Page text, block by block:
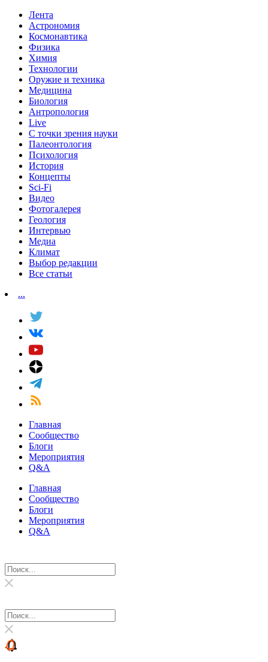
Лента
Астрономия
Космонавтика
Физика
Химия
Технологии
Оружие и техника
Медицина
Биология
Антропология
Live
С точки зрения науки
Палеонтология
Психология
История
Концепты
Sci-Fi
Видео
Фотогалерея
Геология
Интервью
Медиа
Климат
Выбор редакции
Все статьи
...
Главная
Сообщество
Блоги
Мероприятия
Q&A
Главная
Сообщество
Блоги
Мероприятия
Q&A